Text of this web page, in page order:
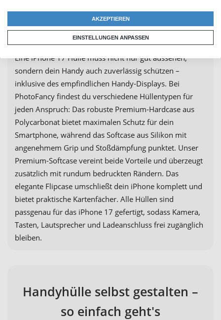
Perfekter Schutz für dein Handy
– unsere iPhone 17 Hüllentypen
Eine iPhone 17 Hülle muss nicht nur gut aussehen,
sondern dein Handy auch zuverlässig schützen –
inklusive des empfindlichen Handy-Displays. Bei
PhotoFancy findest du verschiedene Hüllentypen für
jeden Anspruch: Das robuste Premium-Hardcase aus
Polycarbonat bietet maximalen Schutz für dein
Smartphone, während das Softcase aus Silikon mit
angenehmem Grip und Stoßdämpfung punktet. Unser
Premium-Softcase vereint beide Vorteile und überzeugt
zusätzlich mit rundum bedruckten Rändern. Das
elegante Flipcase umschließt dein iPhone komplett und
bietet praktische Kartenfächer. Alle Hüllen sind
passgenau für das iPhone 17 gefertigt, sodass Kamera,
Tasten, Lautsprecher und Ladeanschluss frei zugänglich
bleiben.
Handyhülle selbst gestalten –
so einfach geht's
AKZEPTIEREN
EINSTELLUNGEN ANPASSEN